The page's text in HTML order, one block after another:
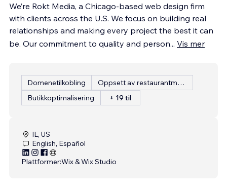
We’re Rokt Media, a Chicago-based web design firm
with clients across the U.S. We focus on building real
relationships and making every project the best it can
be. Our commitment to quality and person... Vis mer
Domenetilkobling
Oppsett av restaurantmeny
Butikkoptimalisering
+ 19 til
IL, US
English, Español
Plattformer:Wix & Wix Studio